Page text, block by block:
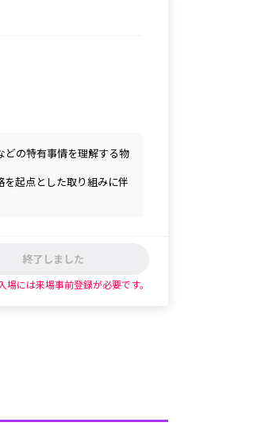
どの特有事情を理解する物
起点とした取り組みに伴
終了しました
場には来場事前登録が必要です。